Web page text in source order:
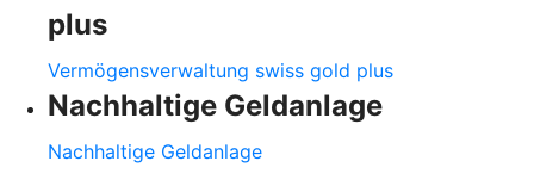
plus
Vermögensverwaltung swiss gold plus
Nachhaltige Geldanlage
Nachhaltige Geldanlage